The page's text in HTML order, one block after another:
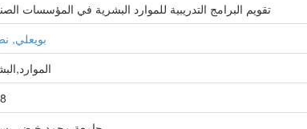
تقويم البرامج التدريبية للموارد البشرية في المؤسسات
بويعلي,